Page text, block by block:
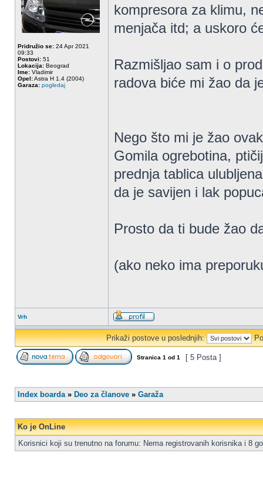
Pridružio se: 24 Apr 2021
09:33
Postovi: 51
Lokacija: Beograd
Ime: Vladimir
Opel:Astra H 1.4 (2004)
Garaza: pogledaj
kompresora za klimu,
menjača itd; a uskoro
Razmišljao sam i o
radova biće mi žao da
Nego što mi je žao
Gomila ogrebotina,
prednja tablica
da je savijen i lak
Prosto da ti bude žao
(ako neko ima
Vrh
Prikaži postove u poslednjih:
Stranica 1 od 1 [ 5 Posta ]
Index boarda» Deo za članove » Garaža
Ko je OnLine
Korisnici koji su trenutno na forumu: Nema registrovanih korisnika i 8